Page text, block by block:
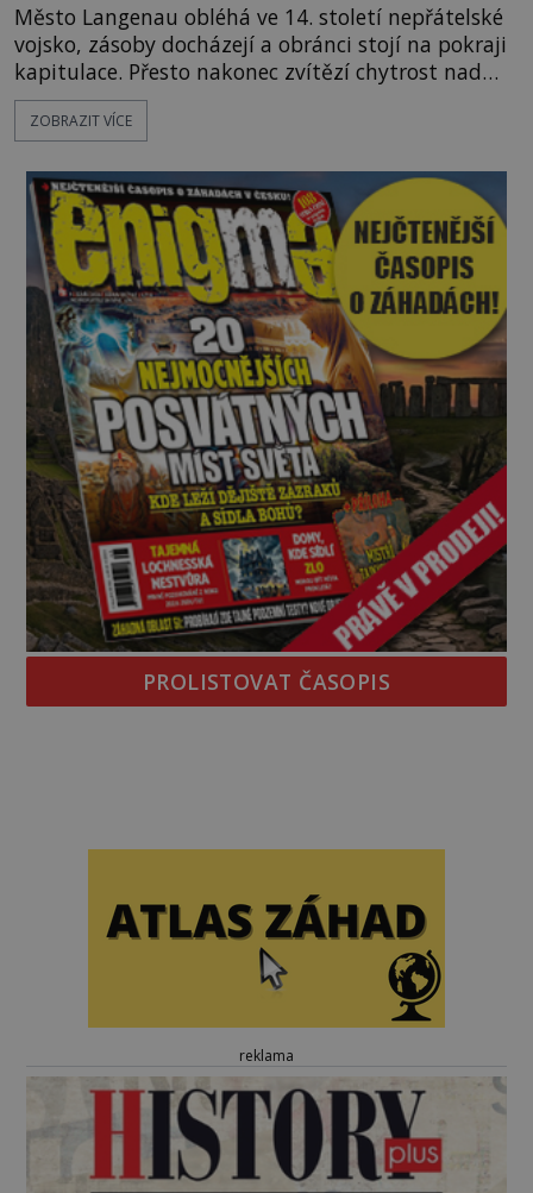
Město Langenau obléhá ve 14. století nepřátelské
vojsko, zásoby docházejí a obránci stojí na pokraji
kapitulace. Přesto nakonec zvítězí chytrost nad
hrubou silou. Podle staré německé legendy vypustí
obyvatelé za hradby dobře živeného králíka, aby
dost. Čas pracuje pro obléhatele. Ve městě ubývají
zásoby a každý den znamená další porci strádá
ZOBRAZIT VÍCE
PROLISTOVAT ČASOPIS
reklama